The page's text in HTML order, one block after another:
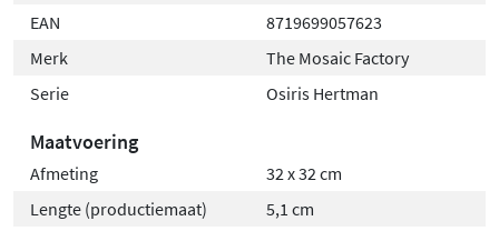
EAN
8719699057623
Merk
The Mosaic Factory
Serie
Osiris Hertman
Maatvoering
Afmeting
32 x 32 cm
Lengte (productiemaat)
5,1 cm